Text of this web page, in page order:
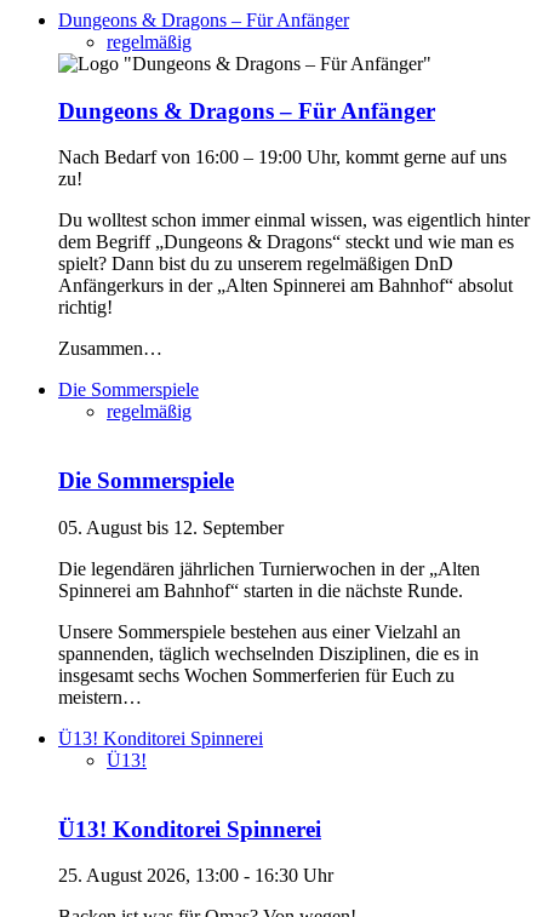
Dungeons & Dragons – Für Anfänger
regelmäßig
Dungeons & Dragons – Für Anfänger
Nach Bedarf von 16:00 – 19:00 Uhr, kommt gerne auf uns
zu!
Du wolltest schon immer einmal wissen, was eigentlich hinter
dem Begriff „Dungeons & Dragons“ steckt und wie man es
spielt? Dann bist du zu unserem regelmäßigen DnD
Anfängerkurs in der „Alten Spinnerei am Bahnhof“ absolut
richtig!
Zusammen…
Die Sommerspiele
regelmäßig
Die Sommerspiele
05. August bis 12. September
Die legendären jährlichen Turnierwochen in der „Alten
Spinnerei am Bahnhof“ starten in die nächste Runde.
Unsere Sommerspiele bestehen aus einer Vielzahl an
spannenden, täglich wechselnden Disziplinen, die es in
insgesamt sechs Wochen Sommerferien für Euch zu
meistern…
Ü13! Konditorei Spinnerei
Ü13!
Ü13! Konditorei Spinnerei
25. August 2026, 13:00 - 16:30 Uhr